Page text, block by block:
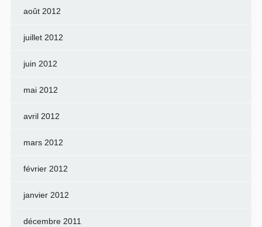
août 2012
juillet 2012
juin 2012
mai 2012
avril 2012
mars 2012
février 2012
janvier 2012
décembre 2011